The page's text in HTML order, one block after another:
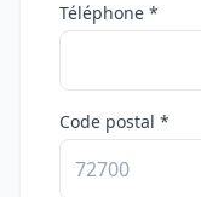
Téléphone *
Code postal *